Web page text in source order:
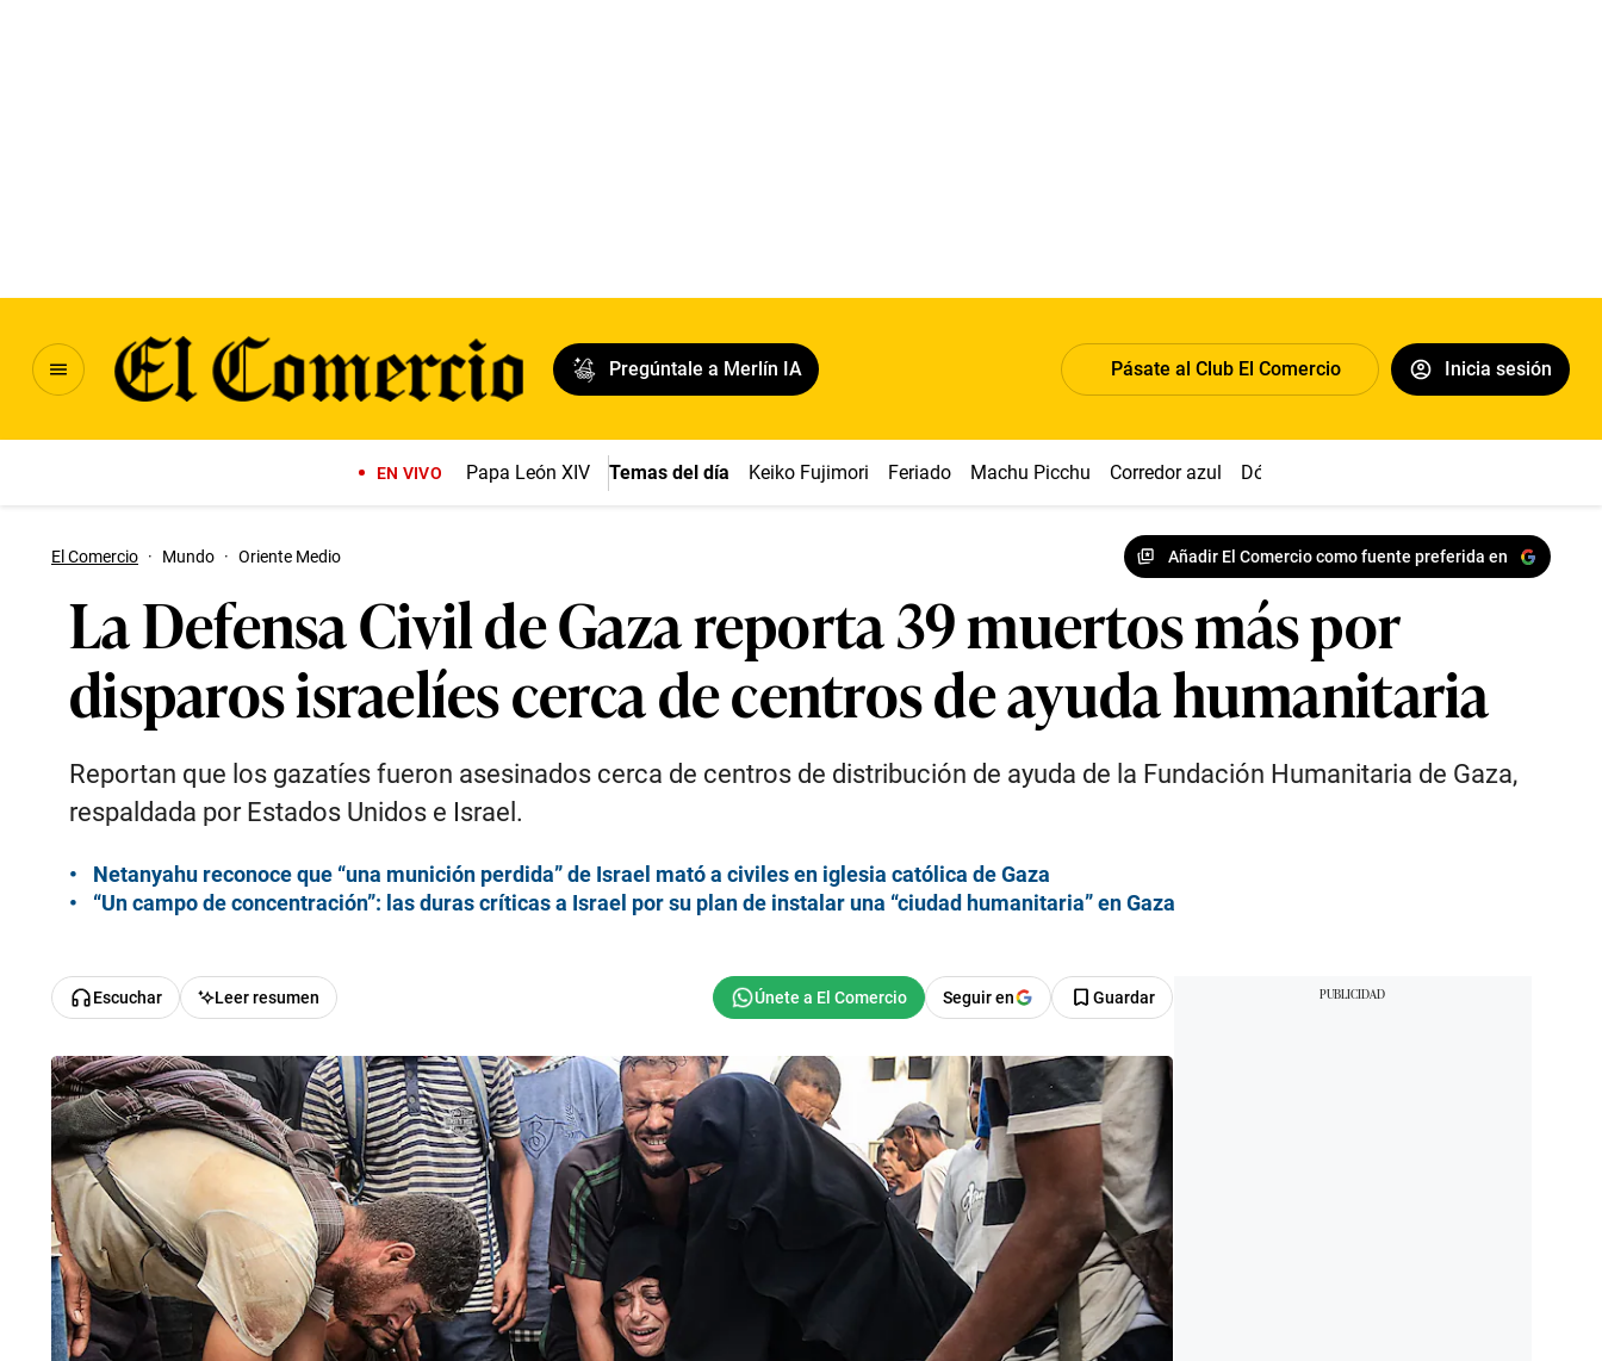
Pregúntale a Merlín IA Pásate al Club El Comercio Inicia sesión
EN VIVO Papa León XIV Temas del día Keiko Fujimori Feriado Machu Picchu Corredor azul Dólar
El Comercio · Mundo · Oriente Medio Añadir El Comercio como fuente preferida en
La Defensa Civil de Gaza reporta 39 muertos más por
disparos israelíes cerca de centros de ayuda humanitaria
Reportan que los gazatíes fueron asesinados cerca de centros de distribución de ayuda de la Fundación Humanitaria de Gaza,
respaldada por Estados Unidos e Israel.
Netanyahu reconoce que “una munición perdida” de Israel mató a civiles en iglesia católica de Gaza
“Un campo de concentración”: las duras críticas a Israel por su plan de instalar una “ciudad humanitaria” en Gaza
Escuchar Leer resumen Seguir en Guardar